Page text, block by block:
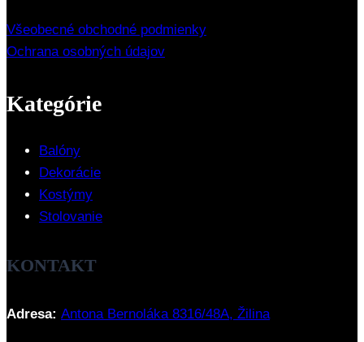
Všeobecné obchodné podmienky
Ochrana osobných údajov
Kategórie
Balóny
Dekorácie
Kostýmy
Stolovanie
KONTAKT
Adresa: Antona Bernoláka 8316/48A, Žilina